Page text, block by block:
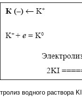
водного раствора KI.